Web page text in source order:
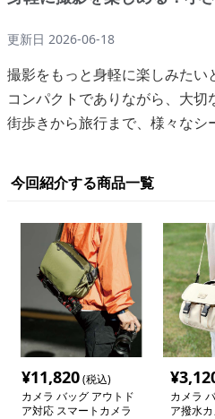
更新日 2026-06-18
撮影をもっと身軽に楽しみたい
コンパクトでありながら、大切
街歩きから旅行まで、様々なシ
今回紹介する商品一覧
¥11,820(税込)
カメラ バッグ アウトド
ア対応 スマートカメラ
¥
カメラ
ア撥水